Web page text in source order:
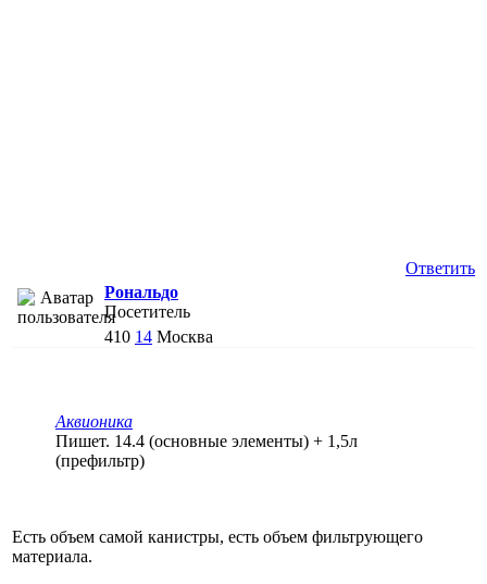
Ответить
Рональдо
Посетитель
410 14 Москва
Аквионика
Пишет. 14.4 (основные элементы) + 1,5л
(префильтр)
Есть объем самой канистры, есть объем фильтрующего
материала.